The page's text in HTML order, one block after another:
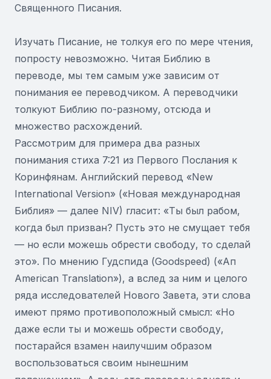
Священного Писания.
Изучать Писание, не толкуя его по мере чтения,
попросту невозможно. Читая Библию в
переводе, мы тем самым уже зависим от
понимания ее переводчиком. А переводчики
толкуют Библию по-разному, отсюда и
множество расхождений.
Рассмотрим для примера два разных
понимания стиха 7:21 из Первого Послания к
Коринфянам. Английский перевод «New
International Version» («Новая международная
Библия» — далее NIV) гласит: «Ты был рабом,
когда был призван? Пусть это не смущает тебя
— но если можешь обрести свободу, то сделай
это». По мнению Гудспида (Goodspeed) («Ап
American Translation»), а вслед за ним и целого
ряда исследователей Нового Завета, эти слова
имеют прямо противоположный смысл: «Но
даже если ты и можешь обрести свободу,
постарайся взамен наилучшим образом
воспользоваться своим нынешним